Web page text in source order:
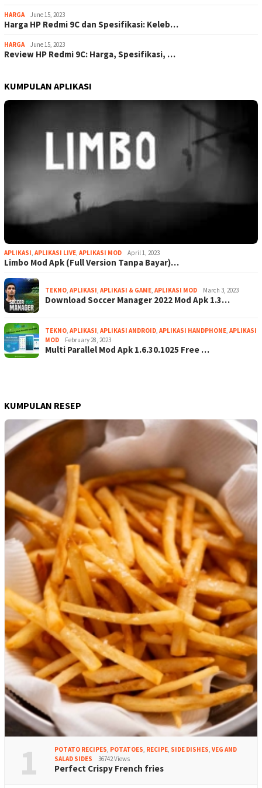
HARGA June 15, 2023
Harga HP Redmi 9C dan Spesifikasi: Keleb…
HARGA June 15, 2023
Review HP Redmi 9C: Harga, Spesifikasi, …
KUMPULAN APLIKASI
APLIKASI, APLIKASI LIVE, APLIKASI MOD April 1, 2023
Limbo Mod Apk (Full Version Tanpa Bayar)…
TEKNO, APLIKASI, APLIKASI & GAME, APLIKASI MOD March 3, 2023
Download Soccer Manager 2022 Mod Apk 1.3…
TEKNO, APLIKASI, APLIKASI ANDROID, APLIKASI HANDPHONE, APLIKASI
MOD
February 28, 2023
Multi Parallel Mod Apk 1.6.30.1025 Free …
KUMPULAN RESEP
1 POTATO RECIPES, POTATOES, RECIPE, SIDE DISHES, VEG AND
SALAD SIDES
36742 Views
Perfect Crispy French fries